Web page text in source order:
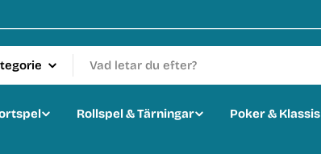
Rollspel & Tärningar Poker &